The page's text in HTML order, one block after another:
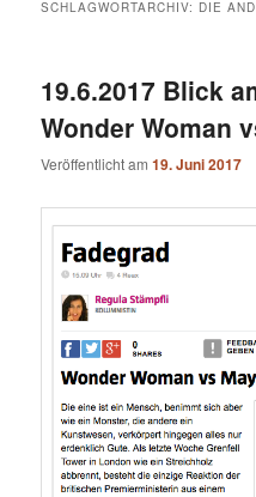
SCHLAGWORTARCHIV: DIE
19.6.2017 Blick
Wonder Woman
Veröffentlicht am19. Juni 2017